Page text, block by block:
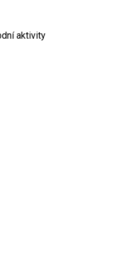
aktivity